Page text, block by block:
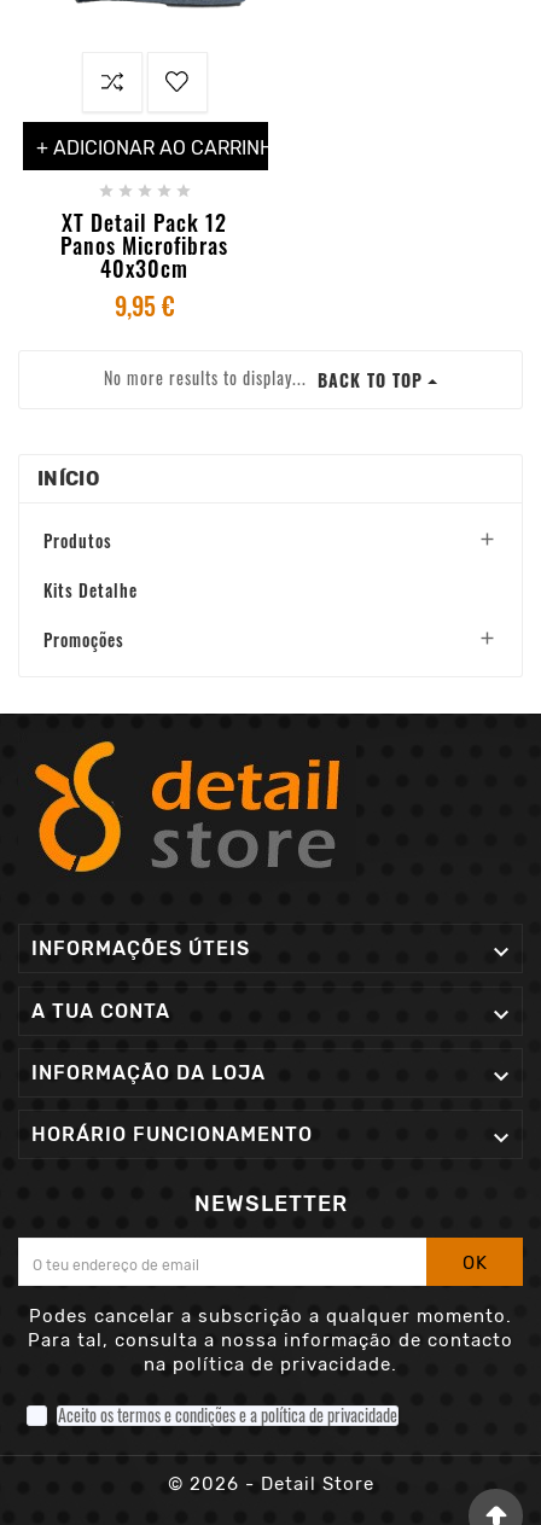
+ ADICIONAR AO CARRINHO
    
XT Detail Pack 12
Panos Microfibras
40x30cm
9,95 €
No more results to display... BACK TO TOP
INÍCIO
Produtos 
Kits Detalhe
Promoções

INFORMAÇÕES ÚTEIS 
A TUA CONTA 
INFORMAÇÃO DA LOJA 
HORÁRIO FUNCIONAMENTO 
NEWSLETTER
OK
Podes cancelar a subscrição a qualquer momento.
Para tal, consulta a nossa informação de contacto
na política de privacidade.
Aceito os termos e condições e a política de privacidade
© 2026 - Detail Store